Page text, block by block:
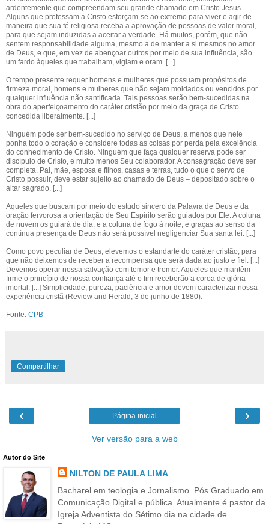
ardentemente que compreendam seu grande chamado em Cristo Jesus.
Alguns que professam a Cristo esforçam-se ao extremo para viver e agir de
maneira que sua fé religiosa receba a aprovação de pessoas de valor moral,
para que sejam induzidas a aceitar a verdade. Há muitos, porém, que não
sentem responsabilidade alguma, mesmo a de manter a si mesmos no amor
de Deus, e que, em vez de abençoar outros por meio de sua influência, são
um fardo àqueles que trabalham, vigiam e oram. [...]
O tempo presente requer homens e mulheres que possuam propósitos de
firmeza moral, homens e mulheres que não sejam moldados ou vencidos por
qualquer influência não santificada. Tais pessoas serão bem-sucedidas na
obra do aperfeiçoamento do caráter cristão por meio da graça de Cristo
concedida liberalmente. [...]
Ninguém pode ser bem-sucedido no serviço de Deus, a menos que nele
ponha todo o coração e considere todas as coisas por perda pela excelência
do conhecimento de Cristo. Ninguém que faça qualquer reserva pode ser
discípulo de Cristo, e muito menos Seu colaborador. A consagração deve ser
completa. Pai, mãe, esposa e filhos, casas e terras, tudo o que o servo de
Cristo possuir, deve estar sujeito ao chamado de Deus – depositado sobre o
altar sagrado. [...]
Aqueles que buscam por meio do estudo sincero da Palavra de Deus e da
oração fervorosa a orientação de Seu Espírito serão guiados por Ele. A coluna
de nuvem os guiará de dia, e a coluna de fogo à noite; e graças ao senso da
contínua presença de Deus não será possível negligenciar Sua santa lei. [...]
Como povo peculiar de Deus, elevemos o estandarte do caráter cristão, para
que não deixemos de receber a recompensa que será dada ao justo e fiel. [...]
Devemos operar nossa salvação com temor e tremor. Aqueles que mantêm
firme o princípio de nossa confiança até o fim receberão a coroa de glória
imortal. [...] Simplicidade, pureza, paciência e amor devem caracterizar nossa
experiência cristã (Review and Herald, 3 de junho de 1880).
Fonte: CPB
Compartilhar
‹ ›
Página inicial
Ver versão para a web
Autor do Site
NILTON DE PAULA LIMA
Bacharel em teologia e Jornalismo. Pós Graduado em
Comunicação Digital e pública. Atualmente é pastor da
Igreja Adventista do Sétimo dia na cidade de